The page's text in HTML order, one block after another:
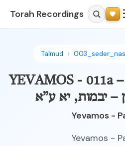
Torah Recordings
Talmud
YEVAMOS - 011a – חמש עשרה נשים
– יבמות, יא ע”א
Yevamos -
Yevamos -